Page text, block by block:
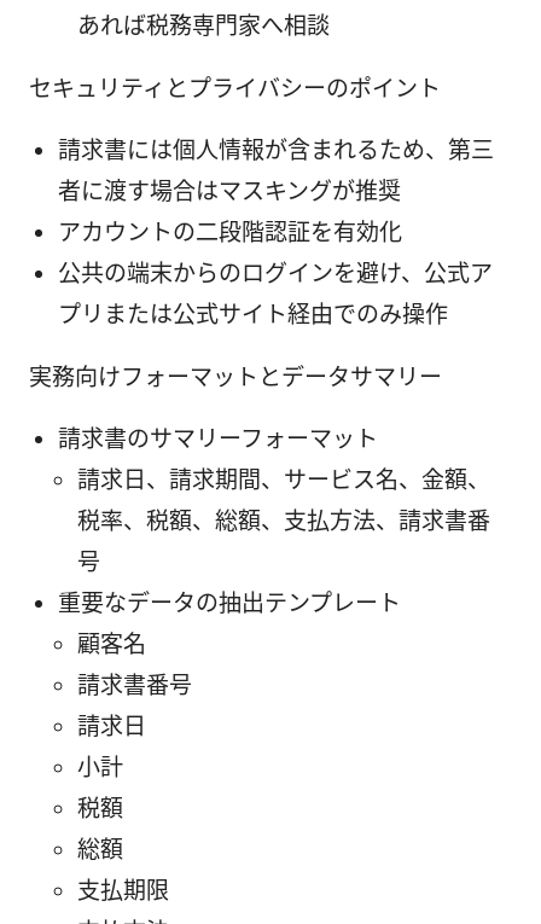
あれば税務専門家へ相談
セキュリティとプライバシーのポイント
請求書には個人情報が含まれるため、第三
者に渡す場合はマスキングが推奨
アカウントの二段階認証を有効化
公共の端末からのログインを避け、公式ア
プリまたは公式サイト経由でのみ操作
実務向けフォーマットとデータサマリー
請求書のサマリーフォーマット
請求日、請求期間、サービス名、金額、
税率、税額、総額、支払方法、請求書番
号
重要なデータの抽出テンプレート
顧客名
請求書番号
請求日
小計
税額
総額
支払期限